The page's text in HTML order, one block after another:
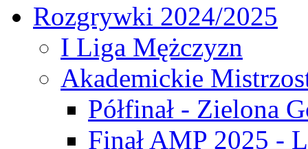
Rozgrywki 2024/2025
I Liga Mężczyzn
Akademickie
Półfinał - Zielona
Finał AMP 2025 -